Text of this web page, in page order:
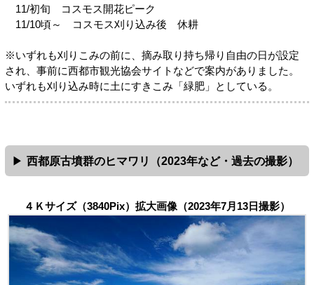
11/初旬 コスモス開花ピーク
11/10頃～ コスモス刈り込み後 休耕
※いずれも刈りこみの前に、摘み取り持ち帰り自由の日が設定
され、事前に西都市観光協会サイトなどで案内がありました。
いずれも刈り込み時に土にすきこみ「緑肥」としている。
西都原古墳群のヒマワリ（2023年など・過去の撮影）
４Ｋサイズ（3840Pix）拡大画像（2023年7月13日撮影）